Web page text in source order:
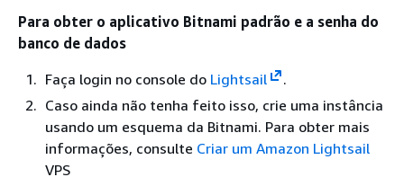
Para obter o aplicativo Bitnami padrão e a senha do
banco de dados
Faça login no console do Lightsail
.
Caso ainda não tenha feito isso, crie uma instância
usando um esquema da Bitnami. Para obter mais
informações, consulte Criar um Amazon Lightsail
VPS